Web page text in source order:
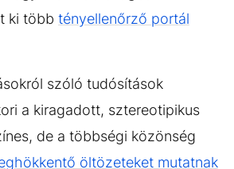
ki több tényellenőrző portál
szóló tudósítások
a kiragadott, sztereotipikus
de a többségi közönség
öltözeteket mutatnak